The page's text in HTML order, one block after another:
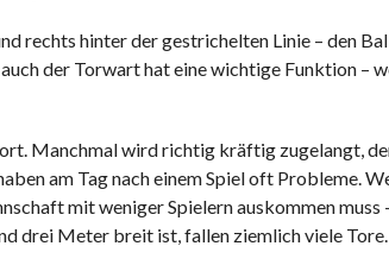
rechts hinter der gestrichelten Linie – den
der Torwart hat eine wichtige Funktion –
Manchmal wird richtig kräftig zugelangt,
am Tag nach einem Spiel oft
mit weniger Spielern auskommen
drei Meter breit ist, fallen ziemlich viele